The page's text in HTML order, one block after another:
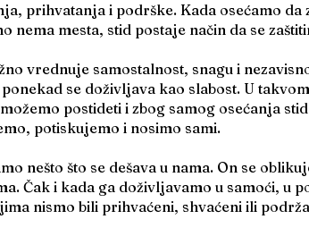
prihvatanja i podrške. Kada osećamo da
nema mesta, stid postaje način da se
vrednuje samostalnost, snagu i
se doživljava kao slabost. U
postideti i zbog samog osećanja
potiskujemo i nosimo sami.
nešto što se dešava u nama. On se
Čak i kada ga doživljavamo u samoći, u
nismo bili prihvaćeni, shvaćeni ili